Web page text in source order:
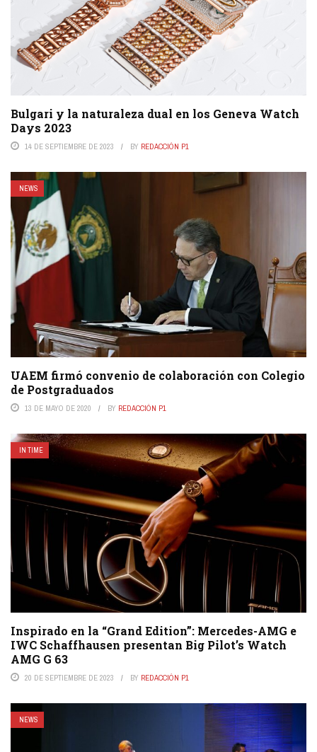
Bulgari y la naturaleza dual en los Geneva Watch
Days 2023
14 DE SEPTIEMBRE DE 2023 BY REDACCIÓN P1
NEWS
UAEM firmó convenio de colaboración con Colegio
de Postgraduados
13 DE MAYO DE 2020 BY REDACCIÓN P1
IN TIME
Inspirado en la “Grand Edition”: Mercedes-AMG e
IWC Schaffhausen presentan Big Pilot’s Watch
AMG G 63
20 DE SEPTIEMBRE DE 2023 BY REDACCIÓN P1
NEWS